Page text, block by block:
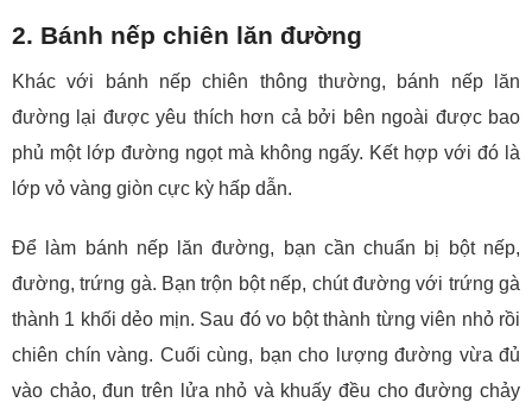
2. Bánh nếp chiên lăn đường
Khác với bánh nếp chiên thông thường, bánh nếp lăn
đường lại được yêu thích hơn cả bởi bên ngoài được bao
phủ một lớp đường ngọt mà không ngấy. Kết hợp với đó là
lớp vỏ vàng giòn cực kỳ hấp dẫn.
Để làm bánh nếp lăn đường, bạn cần chuẩn bị bột nếp,
đường, trứng gà. Bạn trộn bột nếp, chút đường với trứng gà
thành 1 khối dẻo mịn. Sau đó vo bột thành từng viên nhỏ rồi
chiên chín vàng. Cuối cùng, bạn cho lượng đường vừa đủ
vào chảo, đun trên lửa nhỏ và khuấy đều cho đường chảy